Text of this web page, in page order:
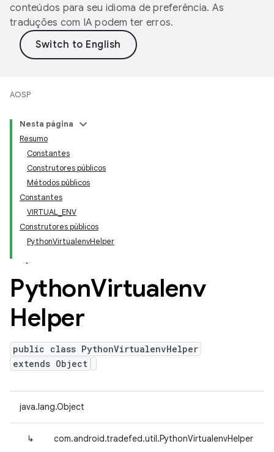
conteúdos para seu idioma de preferência. As
traduções com IA podem ter erros.
AOSP
Nesta página
Resumo
Constantes
Construtores públicos
Métodos públicos
Constantes
VIRTUAL_ENV
Construtores públicos
PythonVirtualenvHelper
PythonVirtualenv
Helper
public class PythonVirtualenvHelper
extends Object
java.lang.Object
↳ com.android.tradefed.util.PythonVirtualenvHelper